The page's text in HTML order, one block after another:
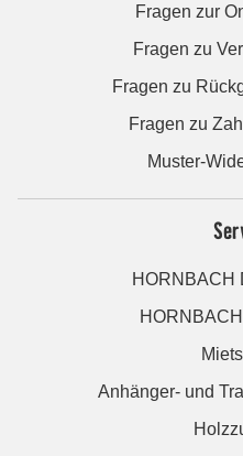
Fragen zur
Fragen zu
Fragen zu
Fragen zu
Muster-
HORNBACH
Anhänger- und